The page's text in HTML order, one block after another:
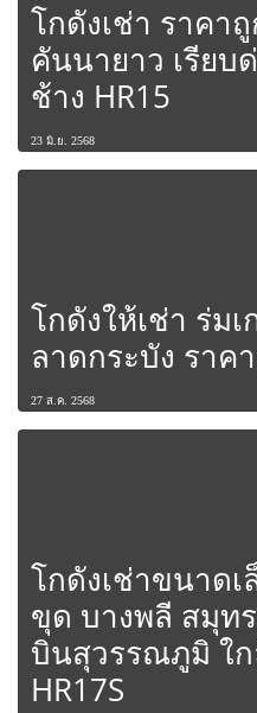
โกดังเช่า ราคา
คันนายาว เรียบ
ช้าง HR15
23 มิ.ย. 2568
โกดังให้เช่า ร่ม
ลาดกระบัง ราค
27 ส.ค. 2568
โกดังเช่าขนาด
ขุด บางพลี สมุท
บินสุวรรณภูมิ ใ
HR17S